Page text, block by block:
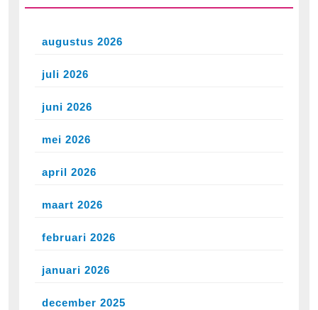
augustus 2026
juli 2026
juni 2026
mei 2026
april 2026
maart 2026
februari 2026
januari 2026
december 2025